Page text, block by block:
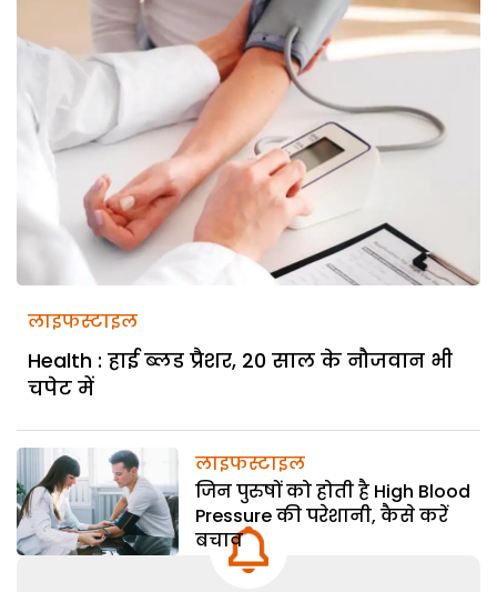
लाइफस्टाइल
Health : हाई ब्लड प्रैशर, 20 साल के नौजवान भी
चपेट में
लाइफस्टाइल
जिन पुरुषों को होती है High Blood
Pressure की परेशानी, कैसे करें
बचाव